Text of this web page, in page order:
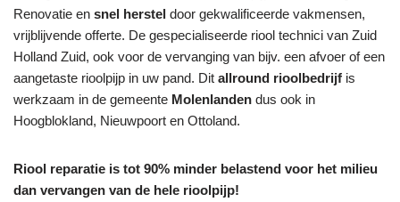
Renovatie en snel herstel door gekwalificeerde vakmensen,
vrijblijvende offerte. De gespecialiseerde riool technici van Zuid
Holland Zuid, ook voor de vervanging van bijv. een afvoer of een
aangetaste rioolpijp in uw pand. Dit allround rioolbedrijf is
werkzaam in de gemeente Molenlanden dus ook in
Hoogblokland, Nieuwpoort en Ottoland.
Riool reparatie is tot 90% minder belastend voor het milieu
dan vervangen van de hele rioolpijp!